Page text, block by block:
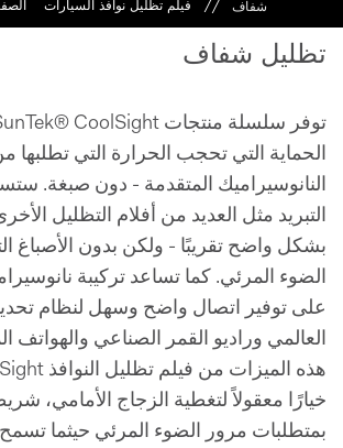
فيلم تظليل نوافذ السيارات شفاف
تظليل شفاف
الحماية التي تحجب الحرارة التي تطلبها
النانوسيراميك المتقدمة - دون صبغة.
التبريد مثل العديد من أفلام التظليل
بشكل واضح تقريبًا - ولكن بدون الأصباغ
الضوء المرئي. كما تساعد تركيبة
على توفير اتصال واضح وسهل لنظام
العالمي وراديو القمر الصناعي والهواتف
خيارًا معقولاً لتغطية الزجاج الأمامي،
بمتطلبات مرور الضوء المرئي حيثما تسمح